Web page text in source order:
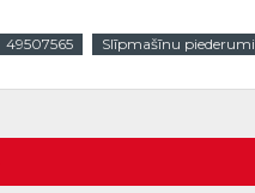
49507565 Slīpmašīnu piederumi